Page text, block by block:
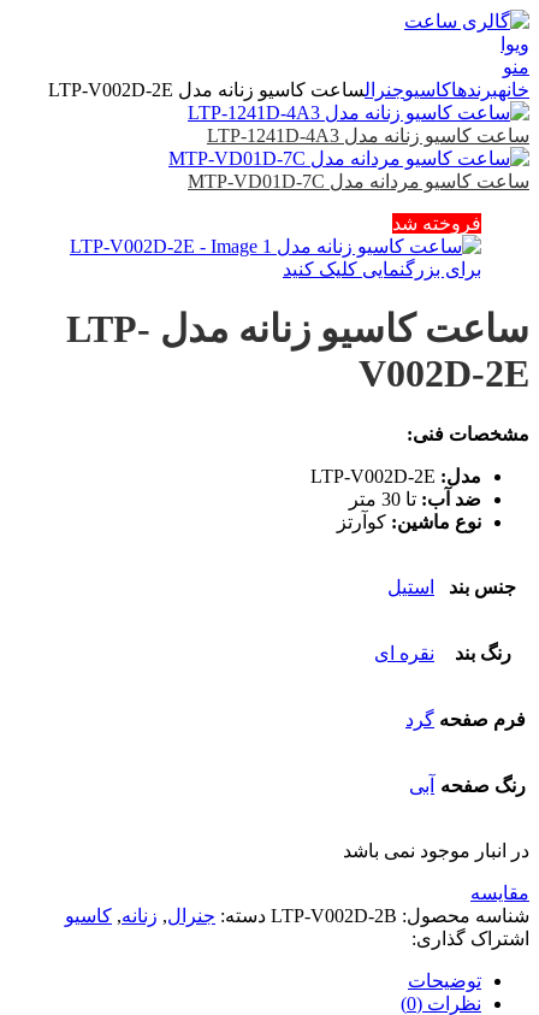
منو
خانهبرندهاکاسیوجنرالساعت کاسیو زنانه مدل LTP-V002D-2E
ساعت کاسیو زنانه مدل LTP-1241D-4A3
ساعت کاسیو مردانه مدل MTP-VD01D-7C
فروخته شد
برای بزرگنمایی کلیک کنید
ساعت کاسیو زنانه مدل LTP-
V002D-2E
مشخصات فنی:
مدل:
ضد آب: تا 30 متر
نوع ماشین: کوآرتز
جنس بند استیل
رنگ بند نقره ای
فرم صفحه گرد
رنگ صفحه آبی
در انبار موجود نمی باشد
مقایسه
شناسه محصول: LTP-V002D-2B دسته: جنرال, زنانه, کاسیو
اشتراک گذاری:
توضیحات
نظرات (0)